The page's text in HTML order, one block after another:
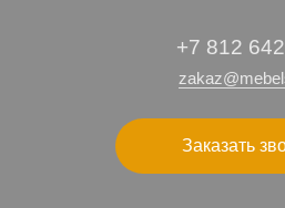
+7 812
Заказать